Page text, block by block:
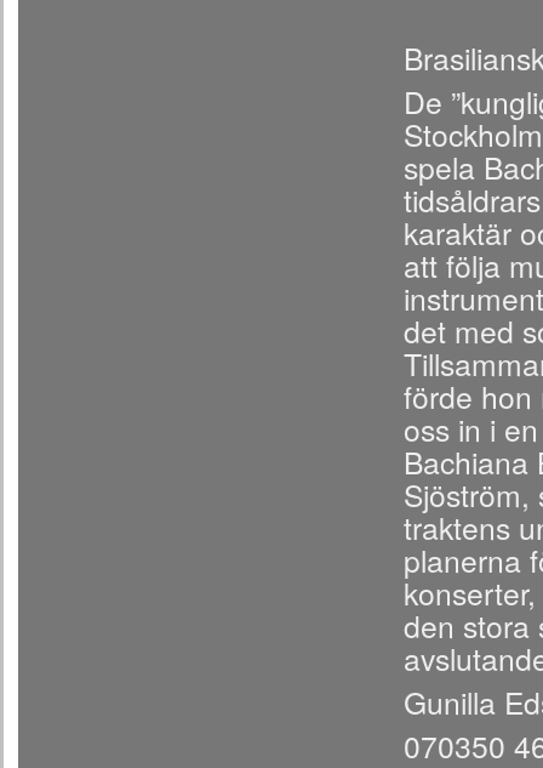
De
spela
karaktär
att följa
det med
förde hon
oss in i
Bachiana
Sjöström,
traktens
planerna
den stora
Gunilla
070350